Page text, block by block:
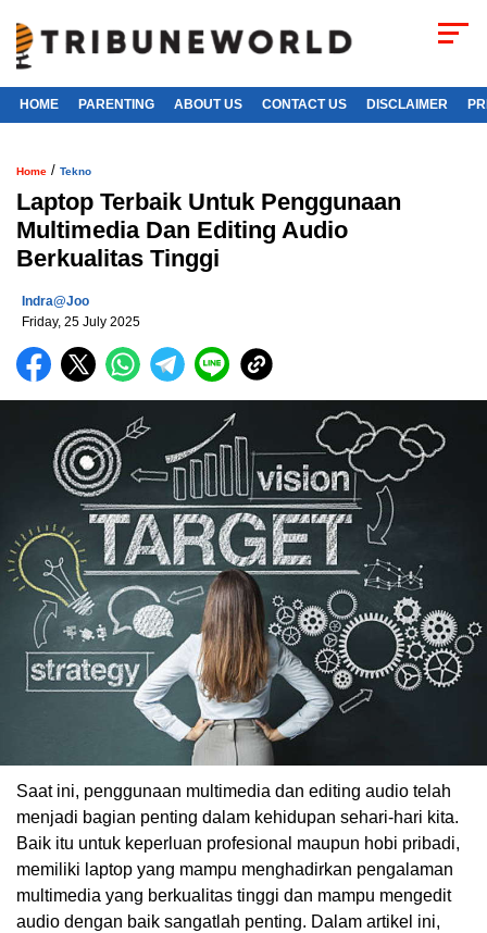
HOME PARENTING ABOUT US CONTACT US DISCLAIMER
Home / Tekno
Laptop Terbaik Untuk Penggunaan
Multimedia Dan Editing Audio
Berkualitas Tinggi
Indra@joo
Friday, 25 July 2025
Saat ini, penggunaan multimedia dan editing audio telah
menjadi bagian penting dalam kehidupan sehari-hari kita.
Baik itu untuk keperluan profesional maupun hobi pribadi,
memiliki laptop yang mampu menghadirkan pengalaman
multimedia yang berkualitas tinggi dan mampu mengedit
audio dengan baik sangatlah penting. Dalam artikel ini,